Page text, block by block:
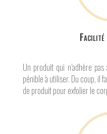
Un produit qui n’adhère
pénible à utiliser. Du coup, il
de produit pour exfolier le